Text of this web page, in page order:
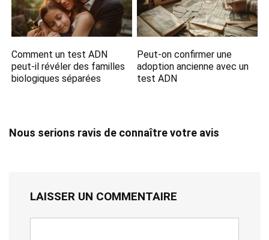
Comment un test ADN
peut-il révéler des familles
biologiques séparées
Peut-on confirmer une
adoption ancienne avec un
test ADN
Nous serions ravis de connaître votre avis
LAISSER UN COMMENTAIRE